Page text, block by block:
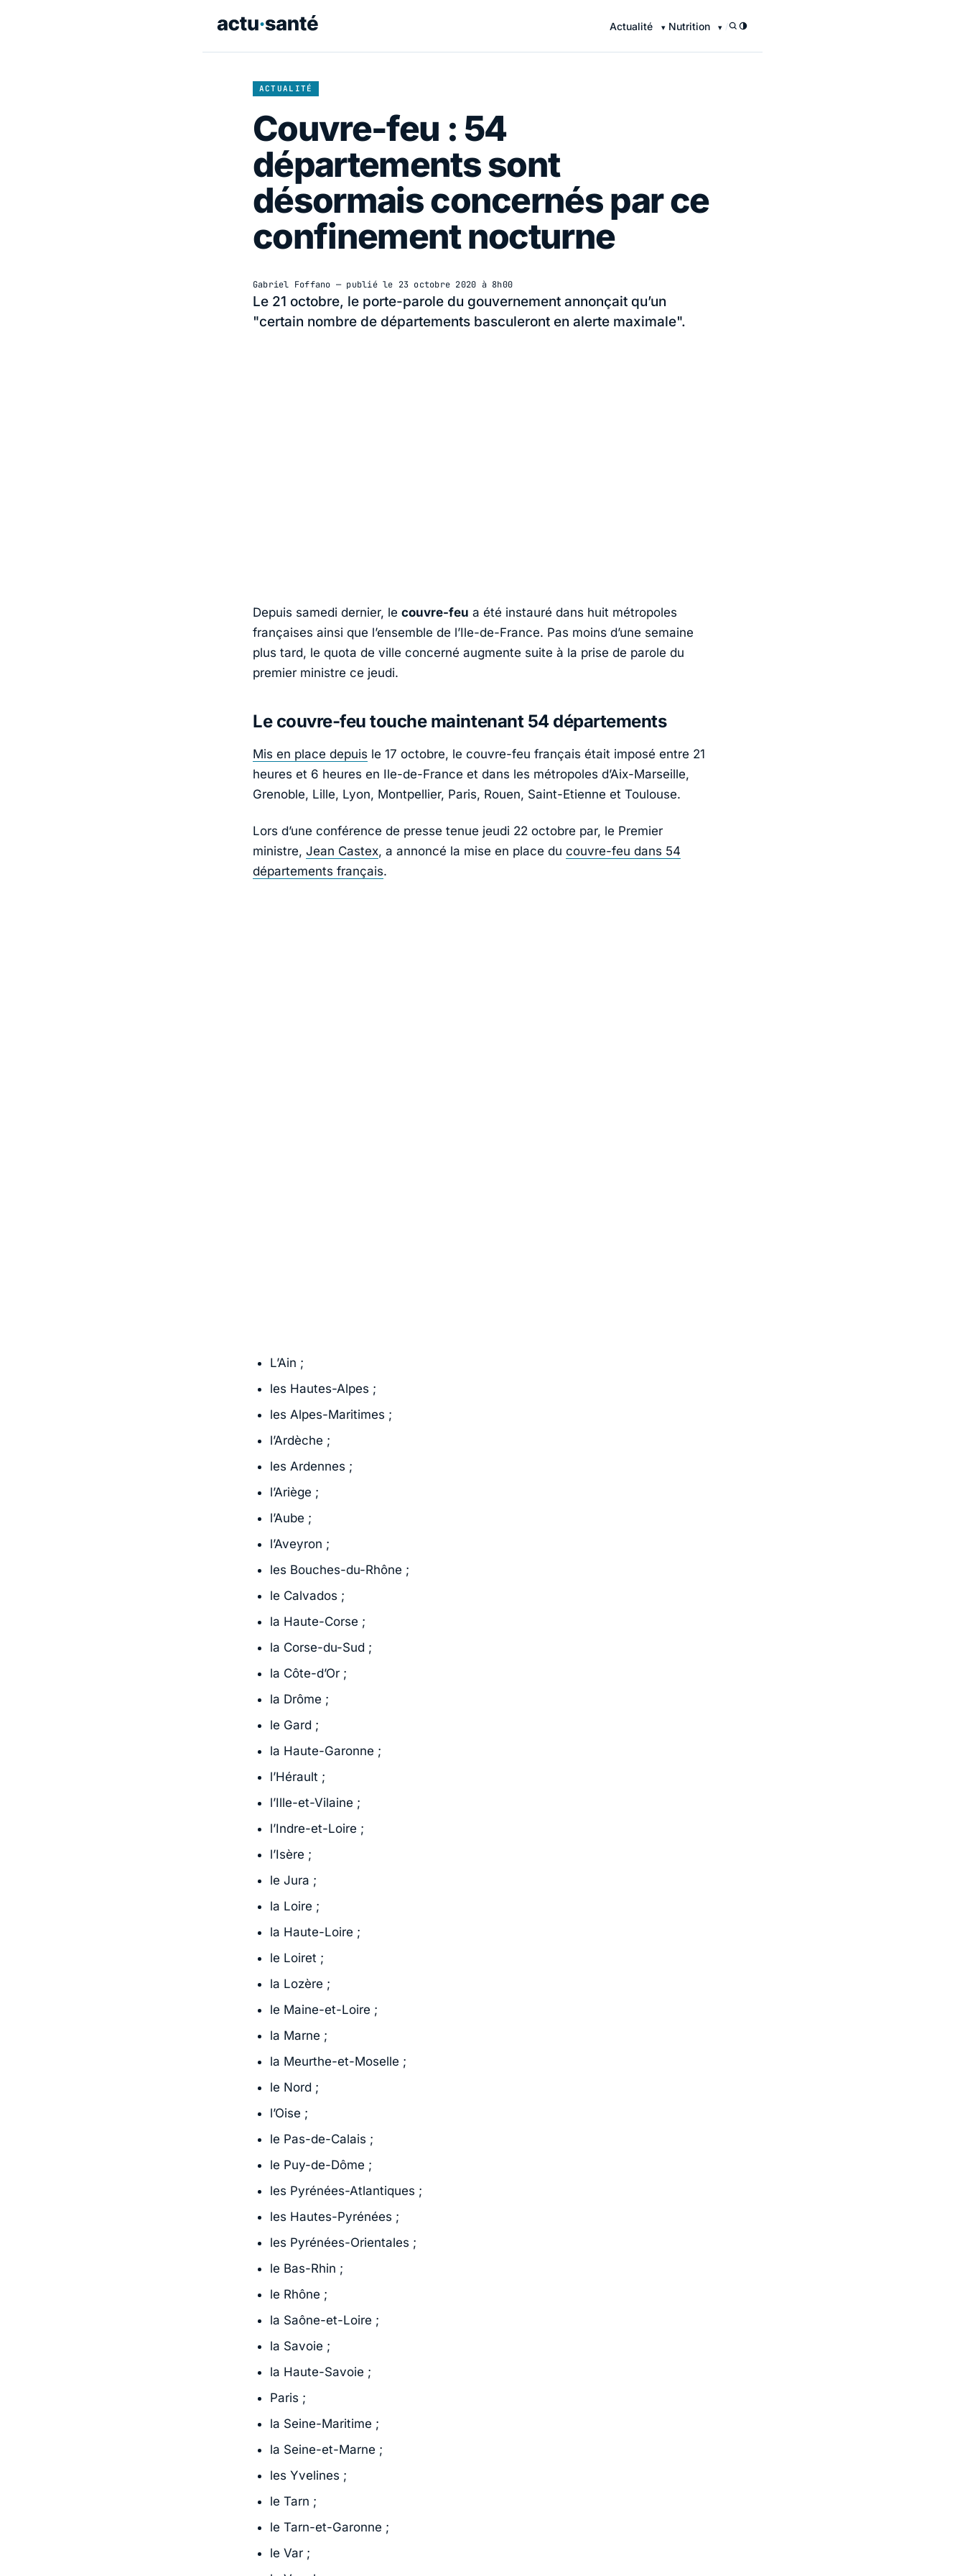
Actualité Nutrition /
ACTUALITÉ
Couvre-feu : 54
départements sont
désormais concernés par ce
confinement nocturne
Gabriel Foffano — publié le 23 octobre 2020 à 8h00
Le 21 octobre, le porte-parole du gouvernement annonçait qu’un
"certain nombre de départements basculeront en alerte maximale".
Depuis samedi dernier, le couvre-feu a été instauré dans huit métropoles
françaises ainsi que l’ensemble de l’Ile-de-France. Pas moins d’une semaine
plus tard, le quota de ville concerné augmente suite à la prise de parole du
premier ministre ce jeudi.
Le couvre-feu touche maintenant 54 départements
Mis en place depuis le 17 octobre, le couvre-feu français était imposé entre 21
heures et 6 heures en Ile-de-France et dans les métropoles d’Aix-Marseille,
Grenoble, Lille, Lyon, Montpellier, Paris, Rouen, Saint-Etienne et Toulouse.
Lors d’une conférence de presse tenue jeudi 22 octobre par, le Premier
ministre, Jean Castex, a annoncé la mise en place du couvre-feu dans 54
départements français.
L’Ain ;
les Hautes-Alpes ;
les Alpes-Maritimes ;
l’Ardèche ;
les Ardennes ;
l’Ariège ;
l’Aube ;
l’Aveyron ;
les Bouches-du-Rhône ;
le Calvados ;
la Haute-Corse ;
la Corse-du-Sud ;
la Côte-d’Or ;
la Drôme ;
le Gard ;
la Haute-Garonne ;
l’Hérault ;
l’Ille-et-Vilaine ;
l’Indre-et-Loire ;
l’Isère ;
le Jura ;
la Loire ;
la Haute-Loire ;
le Loiret ;
la Lozère ;
le Maine-et-Loire ;
la Marne ;
la Meurthe-et-Moselle ;
le Nord ;
l’Oise ;
le Pas-de-Calais ;
le Puy-de-Dôme ;
les Pyrénées-Atlantiques ;
les Hautes-Pyrénées ;
les Pyrénées-Orientales ;
le Bas-Rhin ;
le Rhône ;
la Saône-et-Loire ;
la Savoie ;
la Haute-Savoie ;
Paris ;
la Seine-Maritime ;
la Seine-et-Marne ;
les Yvelines ;
le Tarn ;
le Tarn-et-Garonne ;
le Var ;